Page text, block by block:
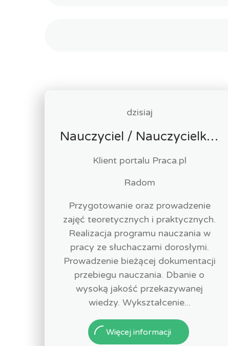
dzisiaj
Nauczyciel / Nauczycielka - Opieka Medyczna
Klient portalu Praca.pl
Radom
Przygotowanie oraz prowadzenie
zajęć teoretycznych i praktycznych.
Realizacja programu nauczania w
pracy ze słuchaczami dorosłymi.
Prowadzenie bieżącej dokumentacji
przebiegu nauczania. Dbanie o
wysoką jakość przekazywanej
wiedzy. Wykształcenie...
Więcej informacji